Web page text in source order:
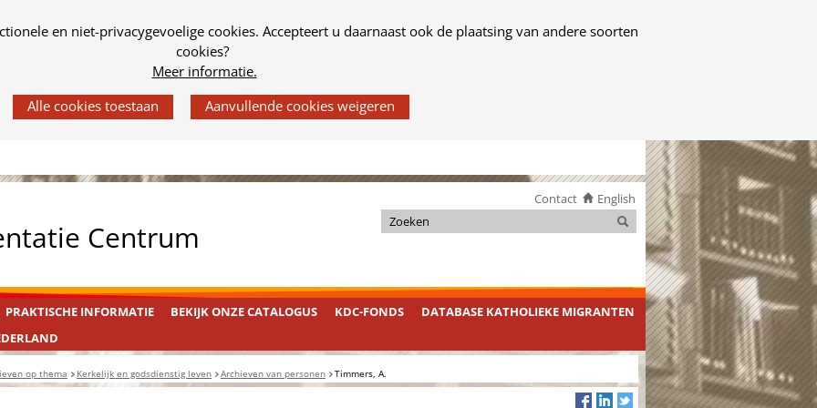
en niet-privacygevoelige cookies. Accepteert u daarnaast ook de plaatsing van andere soorten
cookies?
Meer informatie.
Centrum
Contact English
k
i
d
e
Zoeken
Zoeken
PRAKTISCHE INFORMATIE BEKIJK ONZE CATALOGUS KDC-FONDS
DATABASE KATHOLIEKE MIGRANTEN
op thema Kerkelijk en godsdienstig leven Archieven van personen Timmers, A.